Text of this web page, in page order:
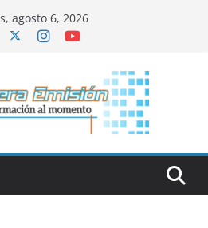
agosto 6, 2026